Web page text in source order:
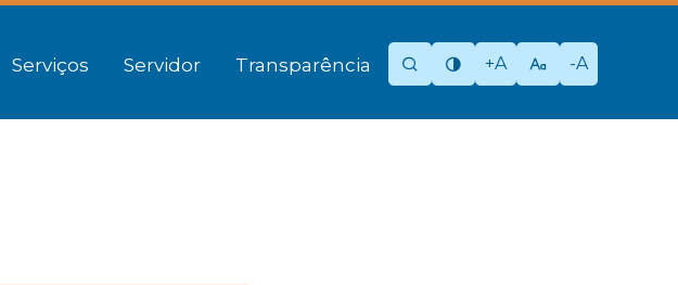
Serviços Servidor Transparência +A -A